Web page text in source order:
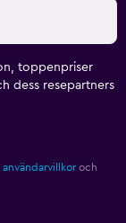
toppenpriser
dess resepartners
användarvillkor och